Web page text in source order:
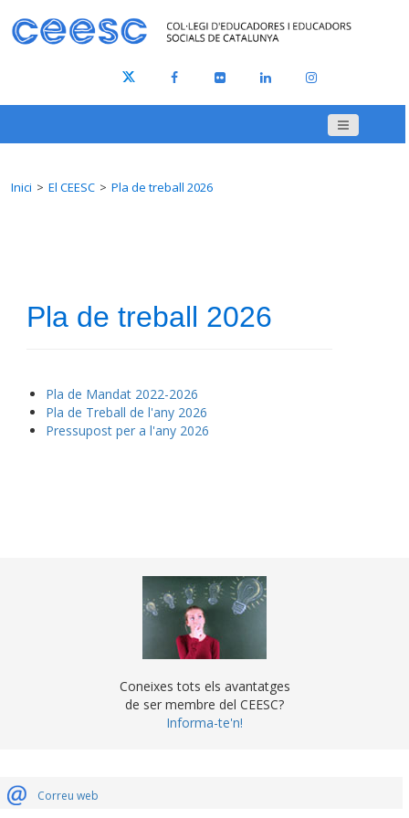
Inici El CEESC Pla de treball 2026
Pla de treball 2026
Pla de Mandat 2022-2026
Pla de Treball de l'any 2026
Pressupost per a l'any 2026
Coneixes tots els avantatges
de ser membre del CEESC?
Informa-te'n!
Correu web